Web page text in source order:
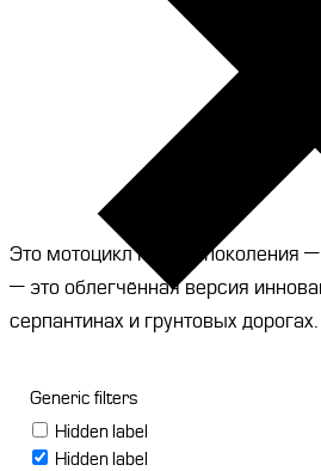
Generic filters
Hidden label
Hidden label
Это мотоцикл нового
— это облегчённая версия
серпантинах и грунтовых дорогах.